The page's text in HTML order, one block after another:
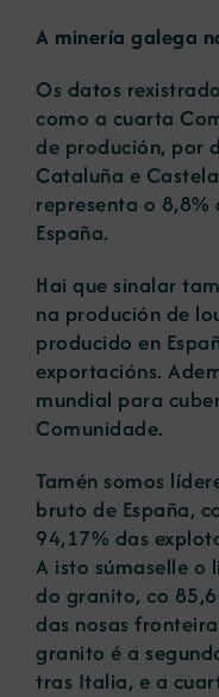
A minería galega
Os datos
como a cuarta
de produción, por
Cataluña e
representa o
España.
Hai que sinalar
na produción de
producido en
exportacións.
mundial para
Comunidade.
Tamén somos
bruto de España,
94,17% das
A isto súmaselle
do granito, co
das nosas
granito é a
tras Italia, e a